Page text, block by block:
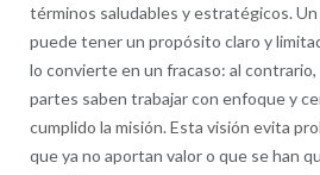
términos saludables y estratégicos.
puede tener un propósito claro y
lo convierte en un fracaso: al
partes saben trabajar con enfoque y
cumplido la misión. Esta visión evita
que ya no aportan valor o que se han